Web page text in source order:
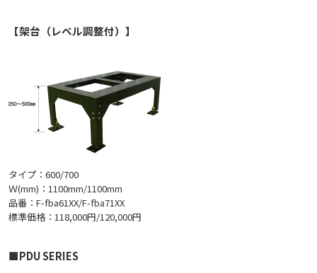
【架台（レベル調整付）】
タイプ：600/700
Ｗ(mm)：1100mm/1100mm
品番：F-fba61XX/F-fba71XX
標準価格：118,000円/120,000円
■PDU SERIES